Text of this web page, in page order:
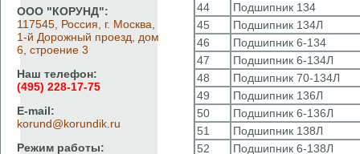
ООО "КОРУНД":
117545, Россия, г. Москва,
1-й Дорожный проезд, дом
6, строение 3
Наш телефон:
(495) 228-17-75
E-mail:
korund@korundik.ru
Режим работы:
44
Подшипник 134
45
Подшипник 134Л
46
Подшипник 6-134
47
Подшипник 6-134Л
48
Подшипник 70-134Л
49
Подшипник 136Л
50
Подшипник 6-136Л
51
Подшипник 138Л
52
Подшипник 6-138Л